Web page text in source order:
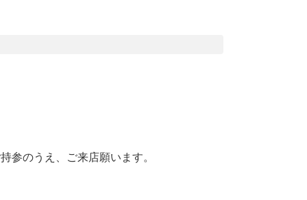
のうえ、ご来店願います。